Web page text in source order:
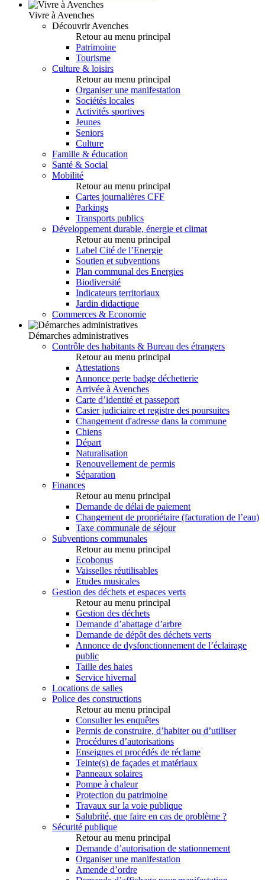
Vivre à Avenches
Découvrir Avenches
Retour au menu principal
Patrimoine
Tourisme
Culture & loisirs
Retour au menu principal
Organiser une manifestation
Sociétés locales
Activités sportives
Jeunes
Seniors
Culture
Famille & éducation
Santé & Social
Mobilité
Retour au menu principal
Cartes journalières CFF
Parkings
Transports publics
Développement durable, énergie et climat
Retour au menu principal
Label Cité de l’Energie
Soutien et subventions
Plan communal des Energies
Biodiversité
Indicateurs territoriaux
Jardin didactique
Commerces & Economie
Démarches administratives
Contrôle des habitants & Bureau des étrangers
Retour au menu principal
Attestations
Annonce perte badge déchetterie
Arrivée à Avenches
Carte d’identité et passeport
Casier judiciaire et registre des poursuites
Changement d'adresse dans la commune
Chiens
Départ
Naturalisation
Renouvellement de permis
Séparation
Finances
Retour au menu principal
Demande de délai de paiement
Changement de propriétaire (facturation de l’eau)
Taxe communale de séjour
Subventions communales
Retour au menu principal
Ecobonus
Vaisselles réutilisables
Etudes musicales
Gestion des déchets et espaces verts
Retour au menu principal
Gestion des déchets
Demande d’abattage d’arbre
Demande de dépôt des déchets verts
Annonce de dysfonctionnement de l’éclairage
public
Taille des haies
Service hivernal
Locations de salles
Police des constructions
Retour au menu principal
Consulter les enquêtes
Permis de construire, d’habiter ou d’utiliser
Procédures d’autorisations
Enseignes et procédés de réclame
Teinte(s) de façades et matériaux
Panneaux solaires
Pompe à chaleur
Protection du patrimoine
Travaux sur la voie publique
Salubrité, que faire en cas de problème ?
Sécurité publique
Retour au menu principal
Demande d’autorisation de stationnement
Organiser une manifestation
Amende d’ordre